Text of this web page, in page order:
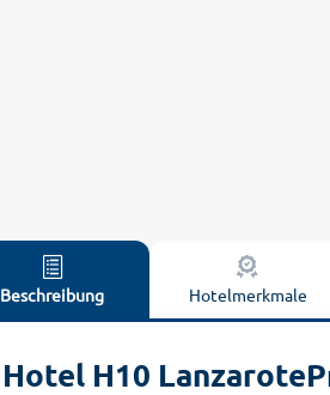
Beschreibung Hotelmerkmale
Hotel H10